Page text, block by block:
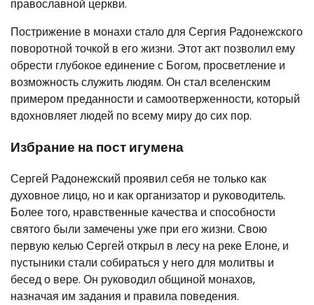
православной церкви.
Пострижение в монахи стало для Сергия Радонежского
поворотной точкой в его жизни. Этот акт позволил ему
обрести глубокое единение с Богом, просветление и
возможность служить людям. Он стал вселенским
примером преданности и самоотверженности, который
вдохновляет людей по всему миру до сих пор.
Избрание на пост игумена
Сергей Радонежский проявил себя не только как
духовное лицо, но и как организатор и руководитель.
Более того, нравственные качества и способности
святого были замечены уже при его жизни. Свою
первую келью Сергей открыл в лесу на реке Елоне, и
пустыники стали собираться у него для молитвы и
бесед о вере. Он руководил общиной монахов,
назначая им задания и правила поведения.